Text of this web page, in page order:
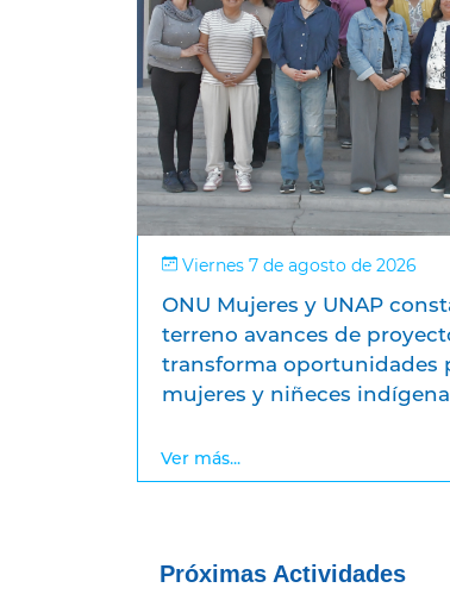
Viernes 7 de agosto de 2026
ONU Mujeres y UNAP
terreno avances de
transforma oportunidades
mujeres y niñeces
Ver más...
Próximas Actividades